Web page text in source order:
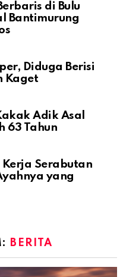
di Bulu
Bantimurung
Diduga Berisi
Kaget
Adik Asal
63 Tahun
Kerja Serabutan
yang
BERITA